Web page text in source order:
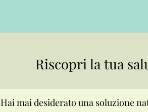
Riscopri la tua
Hai mai desiderato una soluzione